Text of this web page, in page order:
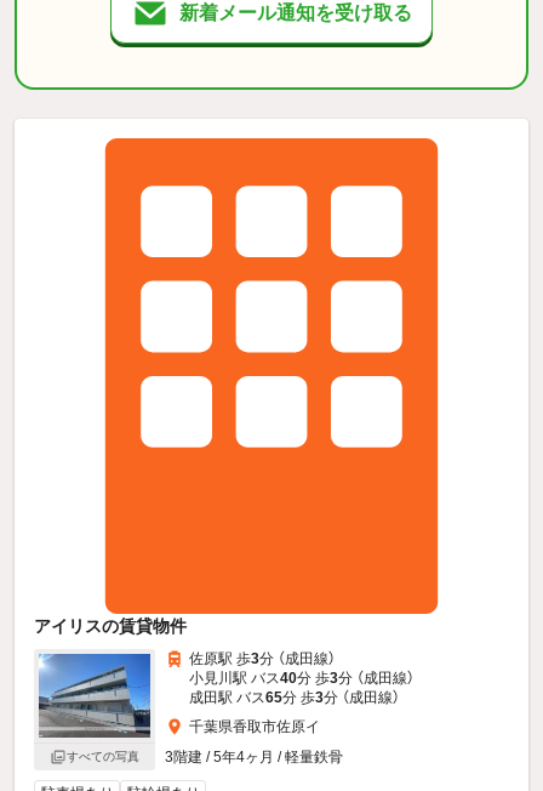
新着メール通知を受け取る
アイリスの賃貸物件
すべての写真
佐原駅 歩3分 （成田線）
小見川駅 バス40分 歩3分 （成田線）
成田駅 バス65分 歩3分 （成田線）
千葉県香取市佐原イ
3階建 / 5年4ヶ月 / 軽量鉄骨